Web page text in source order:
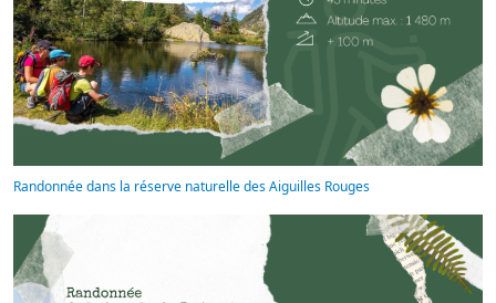
Randonnée dans la réserve naturelle des Aiguilles Rouges